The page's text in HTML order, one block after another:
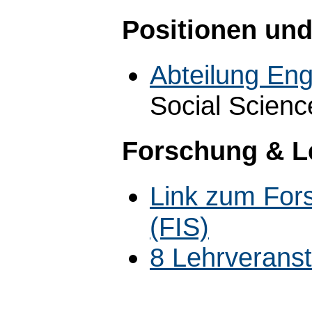
Positionen
Abteilung
Social
Forschung &
Link zum
(FIS)
8